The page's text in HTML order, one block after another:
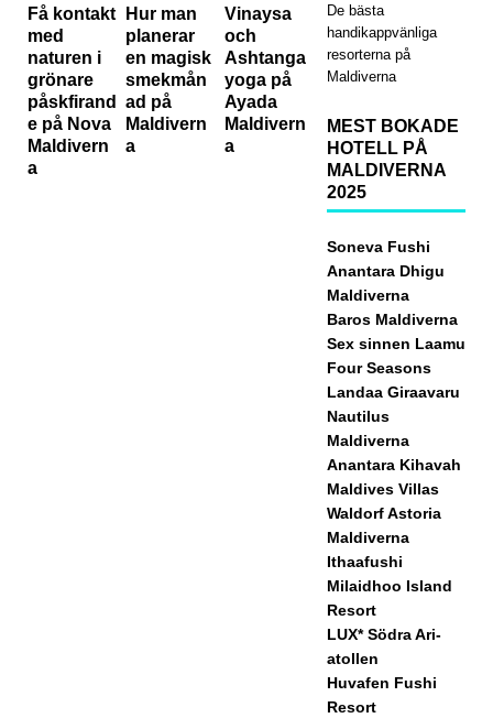
Ihur
202
5
Få kontakt
med
naturen i
grönare
påskfirand
e på Nova
Maldivern
a
Hur man
planerar
en magisk
smekmån
ad på
Maldivern
a
Vinaysa
och
Ashtanga
yoga på
Ayada
Maldivern
a
De bästa
handikappvänliga
resorterna på
Maldiverna
MEST BOKADE
HOTELL PÅ
MALDIVERNA
2025
Soneva Fushi
Anantara Dhigu
Maldiverna
Baros Maldiverna
Sex sinnen Laamu
Four Seasons
Landaa Giraavaru
Nautilus
Maldiverna
Anantara Kihavah
Maldives Villas
Waldorf Astoria
Maldiverna
Ithaafushi
Milaidhoo Island
Resort
LUX* Södra Ari-
atollen
Huvafen Fushi
Resort